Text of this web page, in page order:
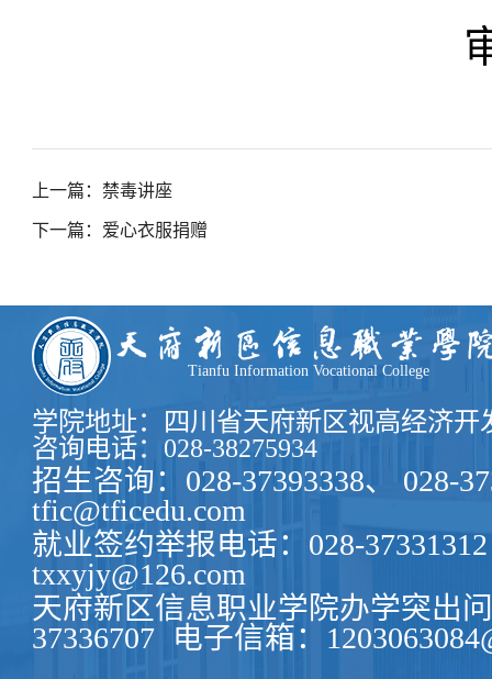
上一篇：禁毒讲座
下一篇：爱心衣服捐赠
Tianfu Information Vocational College
学院地址：四川省天府新区视高经济开
咨询电话：028-38275934
招生咨询：028-37393338、 028-
tfic@tficedu.com
就业签约举报电话：028-37331312
txxyjy@126.com
天府新区信息职业学院办学突出
37336707
电子信箱：